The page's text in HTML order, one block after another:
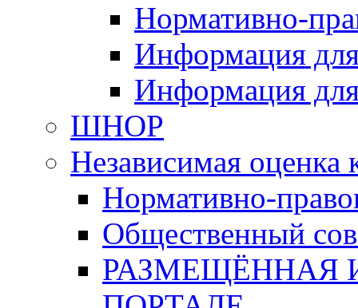
Нормативно-
Информация для
Информация
ШНОР
Независимая оценка
Нормативно-
Общественный
РАЗМЕЩЁННАЯ